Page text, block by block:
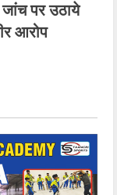
जांच पर उठाये
आरोप